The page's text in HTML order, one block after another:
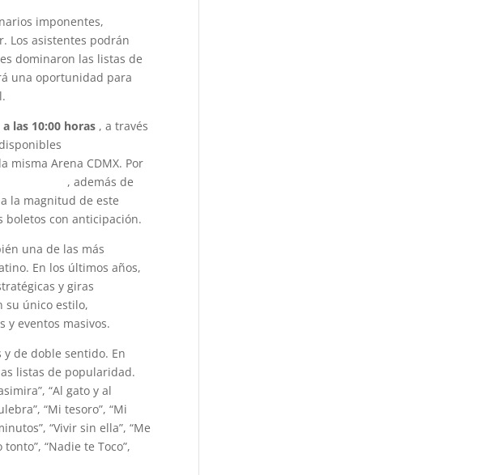
imponentes,
Los asistentes podrán
dominaron las listas de
una oportunidad para
las 10:00 horas , a través
misma Arena CDMX. Por
, además de
la magnitud de este
con anticipación.
una de las más
En los últimos años,
y giras
su único estilo,
y eventos masivos.
de doble sentido. En
listas de popularidad.
“Al gato y al
“Mi tesoro”, “Mi
“Vivir sin ella”, “Me
“Nadie te Toco”,